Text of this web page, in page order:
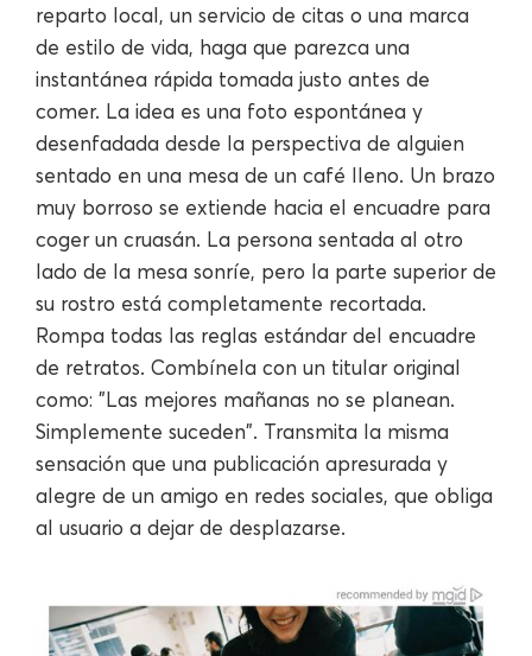
reparto local, un servicio de citas o una marca
de estilo de vida, haga que parezca una
instantánea rápida tomada justo antes de
comer. La idea es una foto espontánea y
desenfadada desde la perspectiva de alguien
sentado en una mesa de un café lleno. Un brazo
muy borroso se extiende hacia el encuadre para
coger un cruasán. La persona sentada al otro
lado de la mesa sonríe, pero la parte superior de
su rostro está completamente recortada.
Rompa todas las reglas estándar del encuadre
de retratos. Combínela con un titular original
como: "Las mejores mañanas no se planean.
Simplemente suceden". Transmita la misma
sensación que una publicación apresurada y
alegre de un amigo en redes sociales, que obliga
al usuario a dejar de desplazarse.